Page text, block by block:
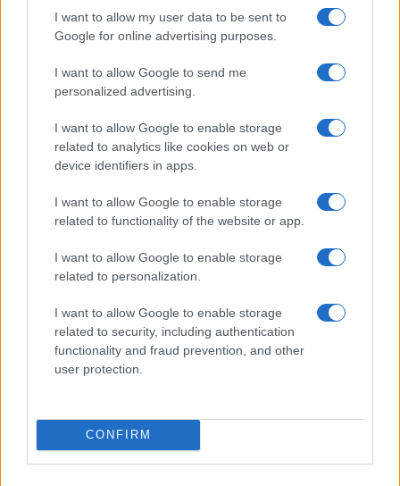
I want to allow my user data to be sent to
Google for online advertising purposes.
I want to allow Google to send me
personalized advertising.
I want to allow Google to enable storage
related to analytics like cookies on web or
device identifiers in apps.
I want to allow Google to enable storage
related to functionality of the website or app.
I want to allow Google to enable storage
related to personalization.
I want to allow Google to enable storage
related to security, including authentication
functionality and fraud prevention, and other
user protection.
CONFIRM